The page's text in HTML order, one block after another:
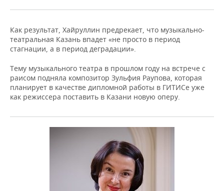
Как результат, Хайруллин предрекает, что музыкально-
театральная Казань впадет «не просто в период
стагнации, а в период деградации».
Тему музыкального театра в прошлом году на встрече с
раисом подняла композитор Зульфия Раупова, которая
планирует в качестве дипломной работы в ГИТИСе уже
как режиссера поставить в Казани новую оперу.